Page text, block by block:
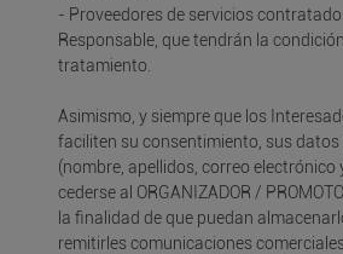
- Proveedores de servicios
Responsable, que tendrán la
tratamiento.
Asimismo, y siempre que los
faciliten su consentimiento, sus
(nombre, apellidos, correo electrónico
cederse al ORGANIZADOR /
la finalidad de que puedan
remitirles comunicaciones